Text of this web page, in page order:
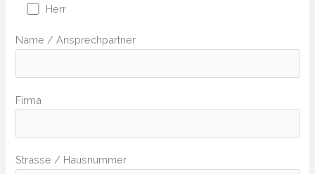
Herr
Name / Ansprechpartner
Firma
Strasse / Hausnummer